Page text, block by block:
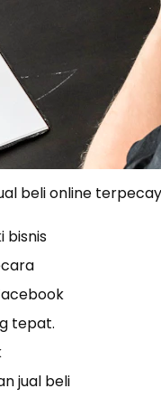
beli online
bisnis
tepat.
jual beli